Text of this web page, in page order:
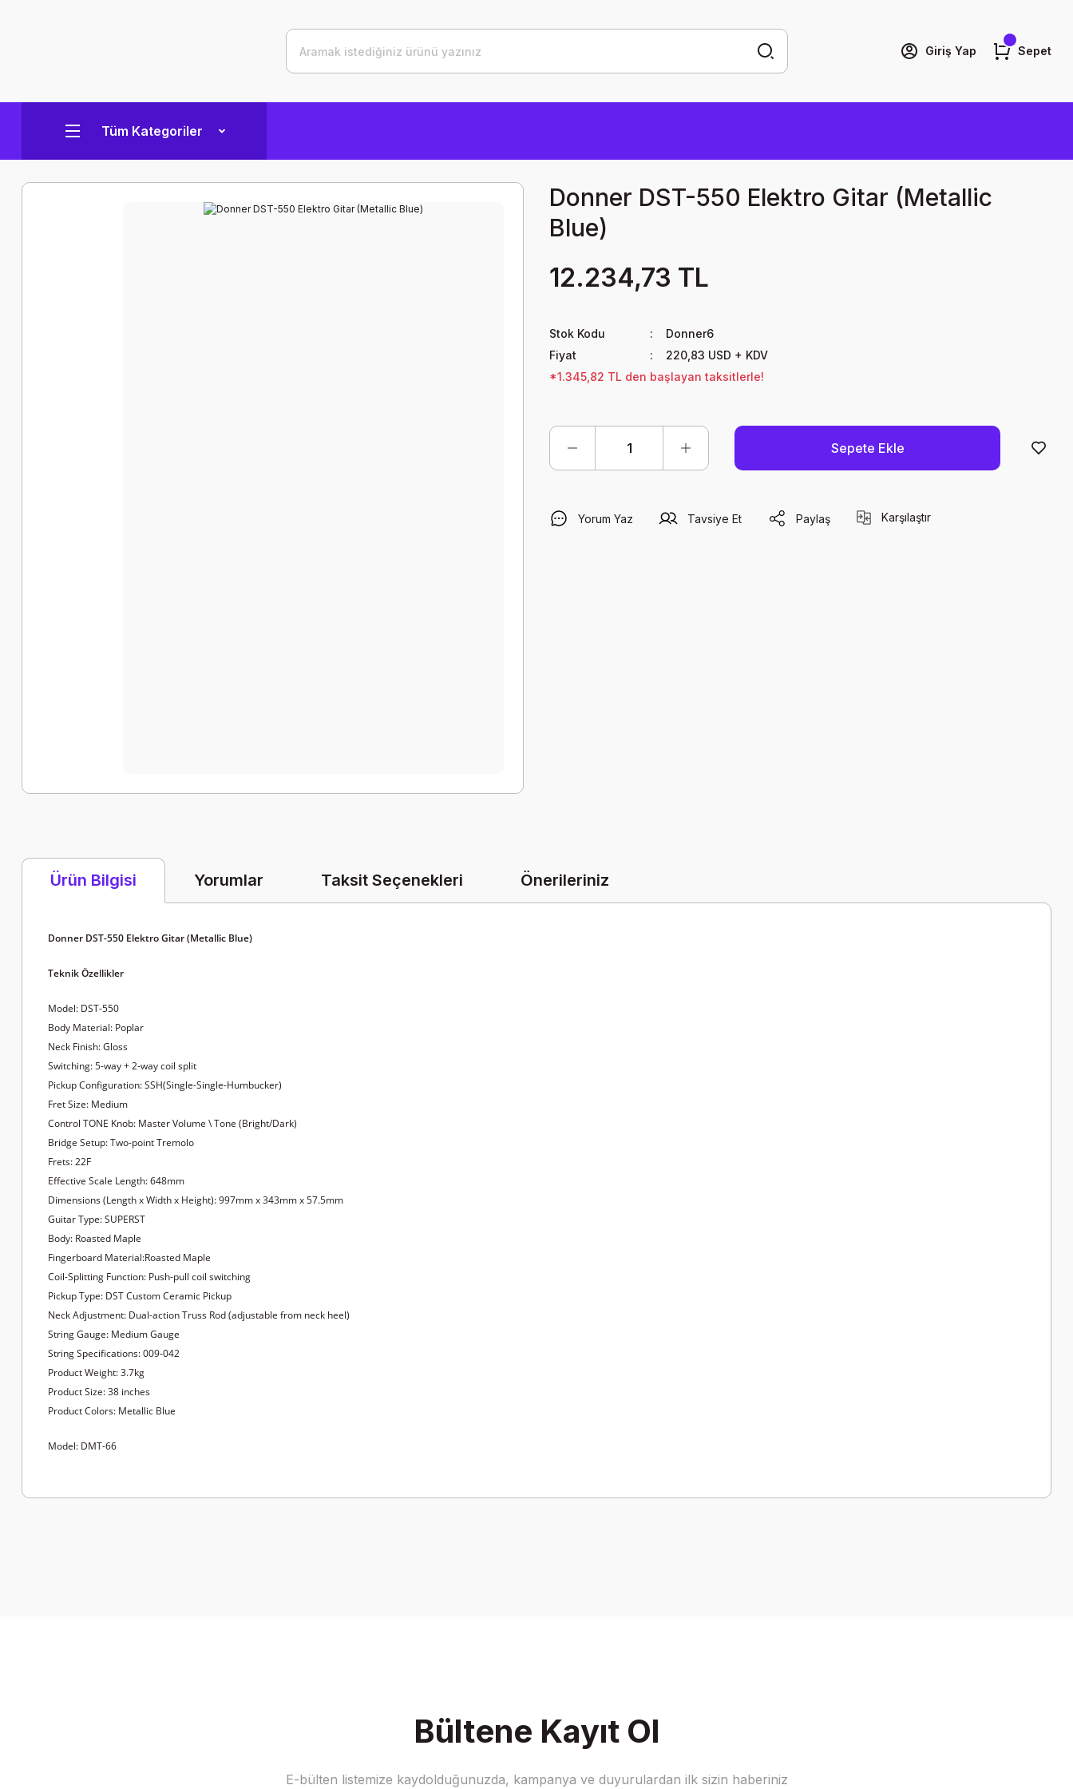
Giriş Yap Sepet
Tüm Kategoriler
Donner DST-550 Elektro Gitar (Metallic
Blue)
12.234,73 TL
Stok Kodu
Donner6
Fiyat
220,83 USD + KDV
*1.345,82 TL den başlayan taksitlerle!
Sepete Ekle
Yorum Yaz Tavsiye Et Paylaş Karşılaştır
Ürün Bilgisi Yorumlar Taksit Seçenekleri Önerileriniz
Donner DST-550 Elektro Gitar (Metallic Blue)
Teknik Özellikler
Model: DST-550
Body Material: Poplar
Neck Finish: Gloss
Switching: 5-way + 2-way coil split
Pickup Configuration: SSH(Single-Single-Humbucker)
Fret Size: Medium
Control TONE Knob: Master Volume \ Tone (Bright/Dark)
Bridge Setup: Two-point Tremolo
Frets: 22F
Effective Scale Length: 648mm
Dimensions (Length x Width x Height): 997mm x 343mm x 57.5mm
Guitar Type: SUPERST
Body: Roasted Maple
Fingerboard Material:Roasted Maple
Coil-Splitting Function: Push-pull coil switching
Pickup Type: DST Custom Ceramic Pickup
Neck Adjustment: Dual-action Truss Rod (adjustable from neck heel)
String Gauge: Medium Gauge
String Specifications: 009-042
Product Weight: 3.7kg
Product Size: 38 inches
Product Colors: Metallic Blue
Model: DMT-66
Gönder
Bültene Kayıt Ol
E-bülten listemize kaydolduğunuzda, kampanya ve duyurulardan ilk sizin haberiniz